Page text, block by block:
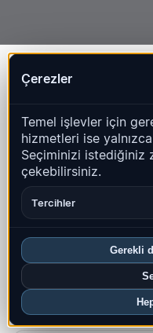
Çerezler
Temel işlevler için
hizmetleri ise yalnızca
Seçiminizi istediğiniz
çekebilirsiniz.
Tercihler
Gerekli
Canlı harita,
Geçmiş haritasını aç
Genel bakış Harita Son
Bu ayki depremler
16
En yeni UTC: 2026-08-09